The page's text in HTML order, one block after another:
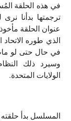
ترجمتها بدأنا
عنوان الحلقة
الذي طوره
في حال حتى لو
وسيرد ذلك
الولايات المتحدة.
المسلسل بدأ